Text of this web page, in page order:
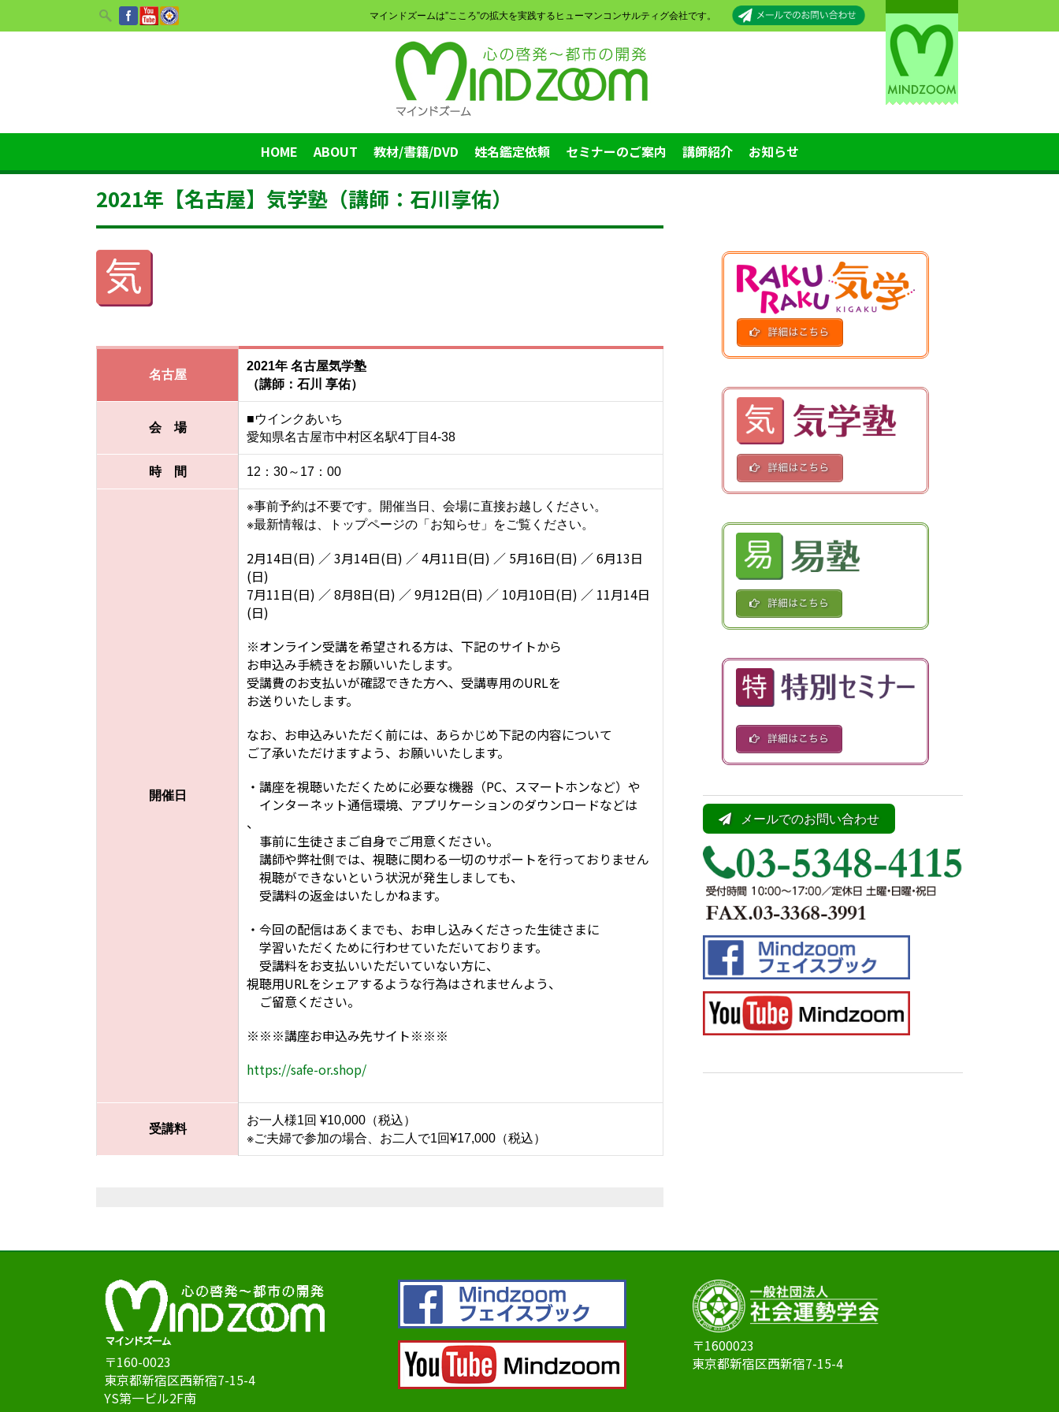
マインドズームは”こころ”の拡大を実践するヒューマンコンサルティグ会社です。
HOME ABOUT 教材/書籍/DVD 姓名鑑定依頼 セミナーのご案内 講師紹介 お知らせ
2021年【名古屋】気学塾（講師：石川享佑）
名古屋
2021年 名古屋気学塾
（講師：石川 享佑）
会 場
■ウインクあいち
愛知県名古屋市中村区名駅4丁目4-38
時 間 12：30～17：00
開催日
※事前予約は不要です。開催当日、会場に直接お越しください。
※最新情報は、トップページの「お知らせ」をご覧ください。
2月14日(日) ／ 3月14日(日) ／ 4月11日(日) ／ 5月16日(日) ／ 6月13日
(日)
7月11日(日) ／ 8月8日(日) ／ 9月12日(日) ／ 10月10日(日) ／ 11月14日
(日)
※オンライン受講を希望される方は、下記のサイトから
お申込み手続きをお願いいたします。
受講費のお支払いが確認できた方へ、受講専用のURLを
お送りいたします。
なお、お申込みいただく前には、あらかじめ下記の内容について
ご了承いただけますよう、お願いいたします。
・講座を視聴いただくために必要な機器（PC、スマートホンなど）や
インターネット通信環境、アプリケーションのダウンロードなどは
、
事前に生徒さまご自身でご用意ください。
講師や弊社側では、視聴に関わる一切のサポートを行っておりません
視聴ができないという状況が発生しましても、
受講料の返金はいたしかねます。
・今回の配信はあくまでも、お申し込みくださった生徒さまに
学習いただくために行わせていただいております。
受講料をお支払いいただいていない方に、
視聴用URLをシェアするような行為はされませんよう、
ご留意ください。
※※※講座お申込み先サイト※※※
https://safe-or.shop/
受講料
お一人様1回 ¥10,000（税込）
※ご夫婦で参加の場合、お二人で1回¥17,000（税込）
メールでのお問い合わせ
〒160-0023
東京都新宿区西新宿7-15-4
YS第一ビル2F南
〒1600023
東京都新宿区西新宿7-15-4